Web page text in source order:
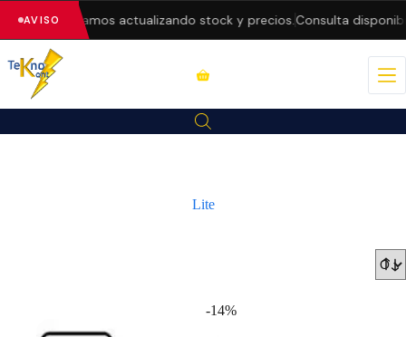
AVISOactualizando stock y precios. Consulta disponibilidad
Lite
-14%